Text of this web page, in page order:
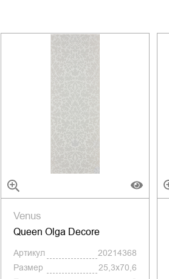
Venus
Queen Olga Decore
Артикул
20214368
Размер
25,3x70,6